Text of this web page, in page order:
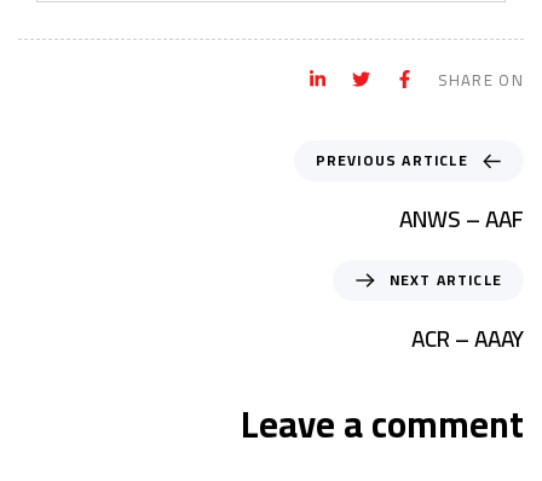
SHARE ON
PREVIOUS ARTICLE
ANWS – AAF
NEXT ARTICLE
ACR – AAAY
Leave a comment